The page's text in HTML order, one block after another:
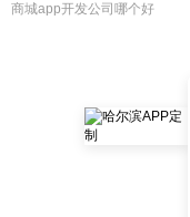
商城app开发公司哪个好